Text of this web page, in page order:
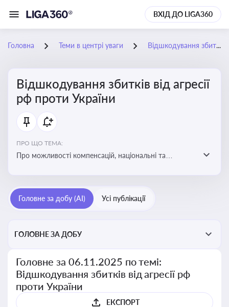
ВХІД ДО LIGA360
Головна Теми в центрі уваги Відшкодування збитків від агресії рф проти України
Відшкодування збитків від агресії
рф проти України
ПРО ЩО ТЕМА:
Про можливості компенсацій, національні та
Головне за добу (AI) Усі публікації
ГОЛОВНЕ ЗА ДОБУ
Головне за 06.11.2025 по темі:
Відшкодування збитків від агресії рф
проти України
ЕКСПОРТ